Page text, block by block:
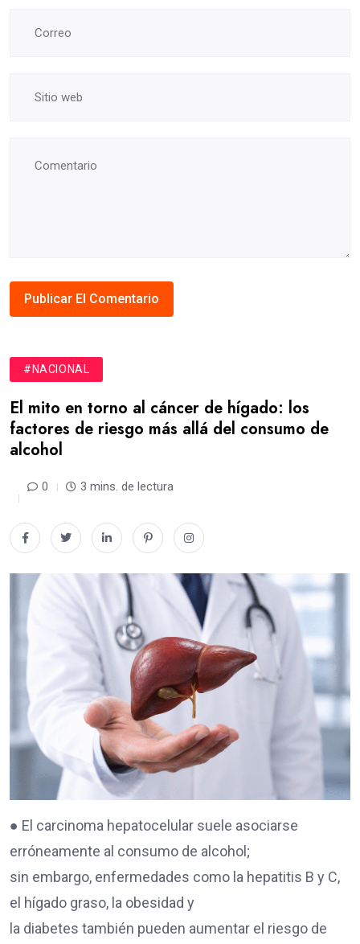
#NACIONAL
El mito en torno al cáncer de hígado: los
factores de riesgo más allá del consumo de
alcohol
0 3 mins. de lectura
● El carcinoma hepatocelular suele asociarse
erróneamente al consumo de alcohol;
sin embargo, enfermedades como la hepatitis B y C,
el hígado graso, la obesidad y
la diabetes también pueden aumentar el riesgo de